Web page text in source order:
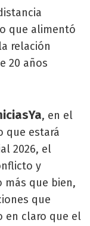
que alimentó
relación
20 años
, en el
que estará
2026, el
y
más que bien,
que
en claro que el